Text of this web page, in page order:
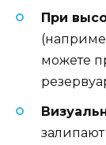
При
можете